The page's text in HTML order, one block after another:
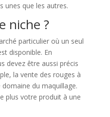
unes que les autres.
niche ?
particulier où un seul
disponible. En
devez être aussi précis
la vente des rouges à
du maquillage.
plus votre produit à une